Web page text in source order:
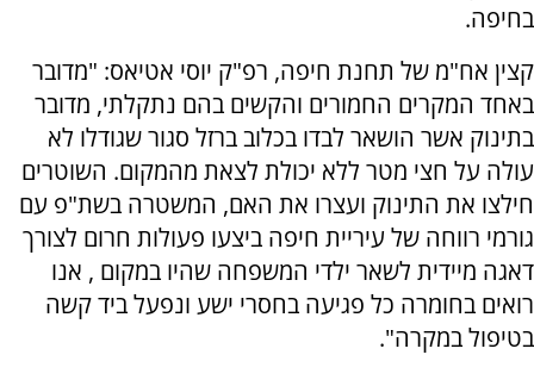
בחיפה.
קצין אח"מ של תחנת חיפה, רפ"ק יוסי אטיאס: "מדובר
באחד המקרים החמורים והקשים בהם נתקלתי, מדובר
בתינוק אשר הושאר לבדו בכלוב ברזל סגור שגודלו לא
עולה על חצי מטר ללא יכולת לצאת מהמקום. השוטרים
חילצו את התינוק ועצרו את האם, המשטרה בשת"פ עם
גורמי רווחה של עיריית חיפה ביצעו פעולות חרום לצורך
דאגה מיידית לשאר ילדי המשפחה שהיו במקום , אנו
רואים בחומרה כל פגיעה בחסרי ישע ונפעל ביד קשה
בטיפול במקרה".